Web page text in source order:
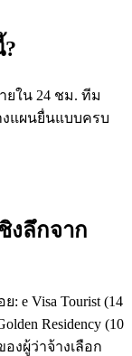
?
ยใน 24 ชม. ทีม
งแผนยื่นแบบครบ
งลึกจาก
e Visa Tourist (14
Residency (10
องผู้ว่าจ้างเลือก